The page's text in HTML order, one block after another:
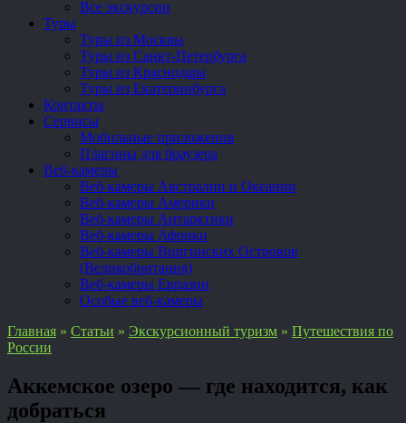
Все экскурсии
Туры
Туры из Москвы
Туры из Санкт-Петербурга
Туры из Краснодара
Туры из Екатеринбурга
Контакты
Сервисы
Мобильные приложения
Плагины для браузера
Веб-камеры
Веб-камеры Австралии и Океании
Веб-камеры Америки
Веб-камеры Антарктики
Веб-камеры Африки
Веб-камеры Виргинских Островов
(Великобритания)
Веб-камеры Евразии
Особые веб-камеры
Главная » Статьи » Экскурсионный туризм » Путешествия по
России
Аккемское озеро — где находится, как
добраться